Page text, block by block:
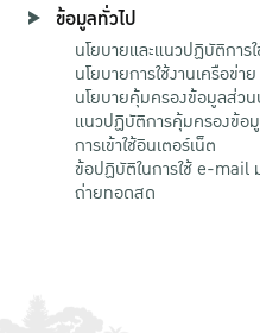
ข้อมูลทั่วไป
นโยบายและแนวปฏิบัติกา
นโยบายการใช้งานเครือข่า
นโยบายคุ้มครองข้อมูลส่ว
แนวปฏิบัติการคุ้มครองข้อ
การเข้าใช้อินเตอร์เน็ต
ข้อปฏิบัติในการใช้ e-mail
ถ่ายทอดสด